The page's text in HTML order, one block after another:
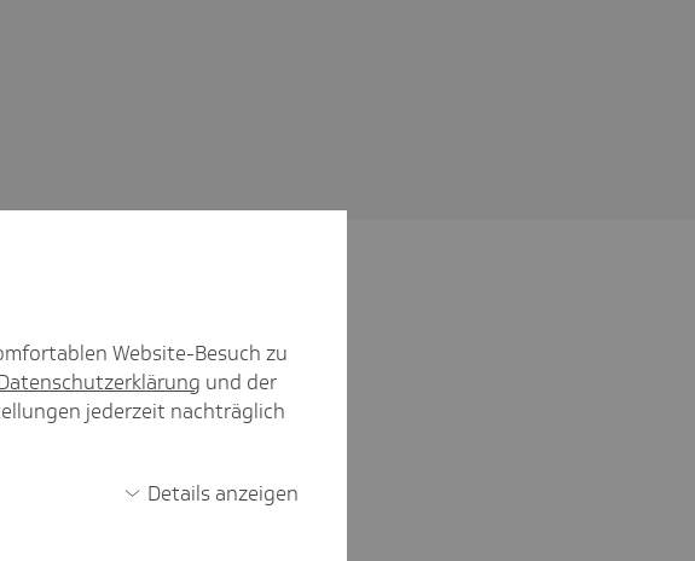
Website-Besuch zu
und der
jederzeit nachträglich
Details anzeigen